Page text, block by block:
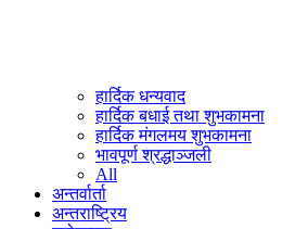
हार्दिक धन्यवाद
हार्दिक बधाई तथा शुभकामना
हार्दिक मंगलमय शुभकामना
भावपूर्ण श्रद्धाञ्जली
All
अन्तर्वार्ता
अन्तराष्ट्रिय